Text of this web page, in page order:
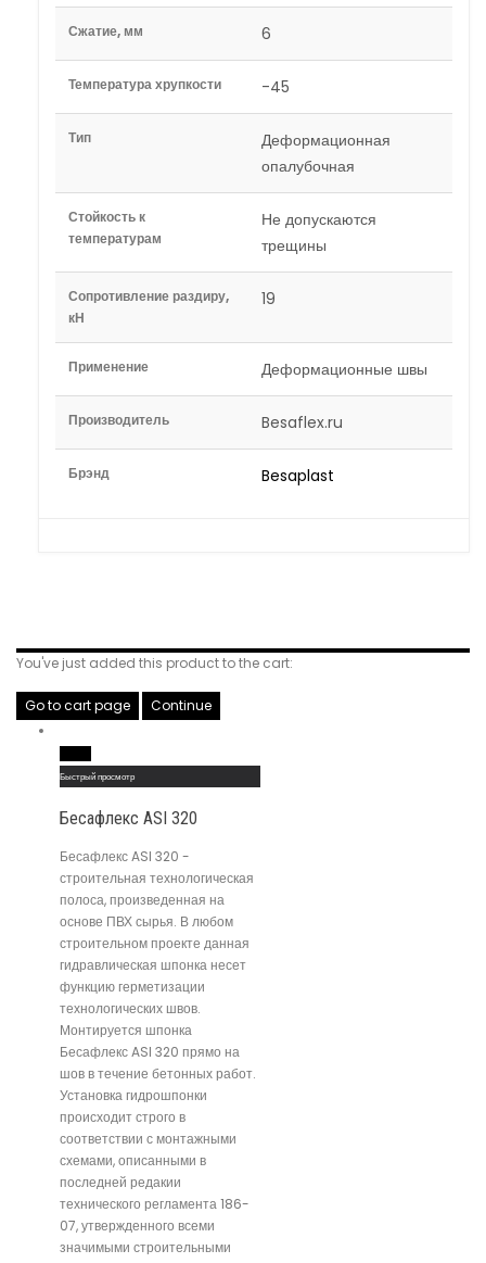
Сжатие, мм 6
Температура хрупкости -45
Тип
Деформационная
опалубочная
Стойкость к
температурам
Не допускаются
трещины
Сопротивление раздиру,
кН
19
Применение Деформационные швы
Производитель Besaflex.ru
Брэнд Besaplast
You've just added this product to the cart:
Go to cart page Continue
Быстрый просмотр
Бесафлекс ASI 320
Бесафлекс ASI 320 -
строительная технологическая
полоса, произведенная на
основе ПВХ сырья. В любом
строительном проекте данная
гидравлическая шпонка несет
функцию герметизации
технологических швов.
Монтируется шпонка
Бесафлекс ASI 320 прямо на
шов в течение бетонных работ.
Установка гидрошпонки
происходит строго в
соответствии с монтажными
схемами, описанными в
последней редакии
технического регламента 186-
07, утвержденного всеми
значимыми строительными